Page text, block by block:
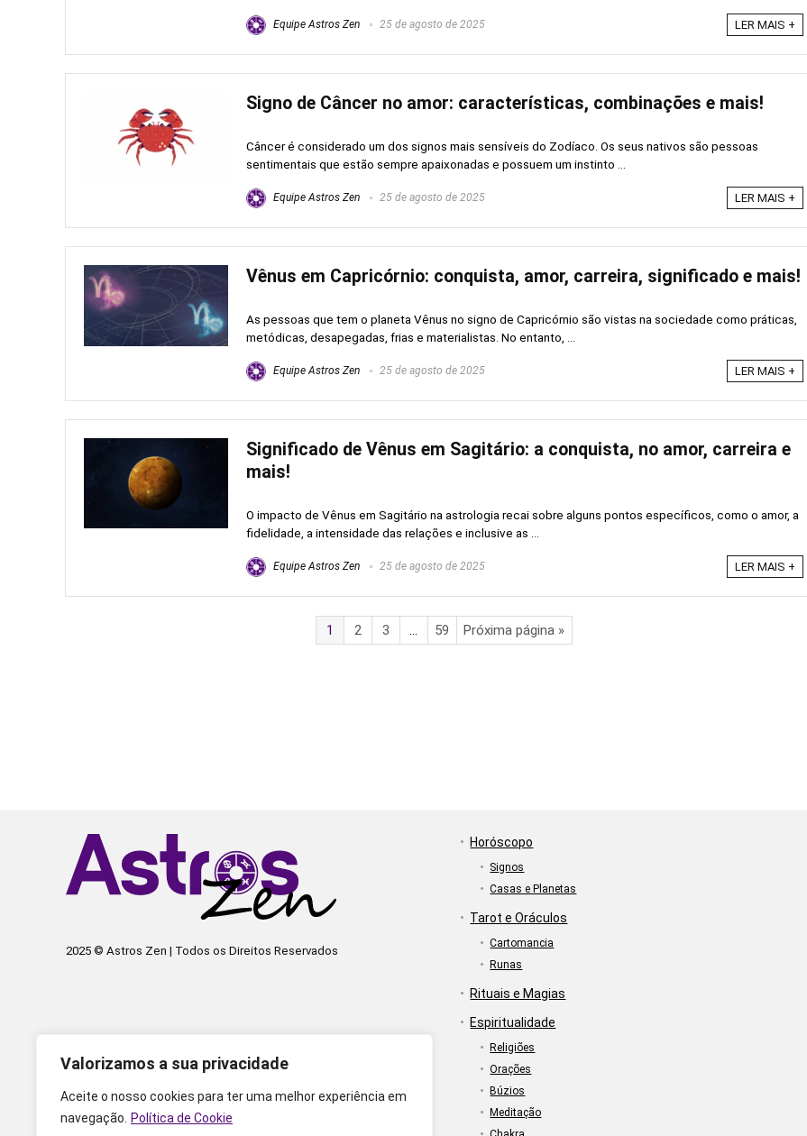
Valorizamos a sua privacidade
Aceite o nosso cookies para ter uma melhor experiência em
navegação.
Política de Cookie
Equipe Astros Zen 25 de agosto de 2025 LER MAIS +
Signo de Câncer no amor: características, combinações e mais!
Câncer é considerado um dos signos mais sensíveis do Zodíaco. Os seus nativos são pessoas
sentimentais que estão sempre apaixonadas e possuem um instinto ...
Equipe Astros Zen 25 de agosto de 2025 LER MAIS +
Vênus em Capricórnio: conquista, amor, carreira, significado e mais!
As pessoas que tem o planeta Vênus no signo de Capricórnio são vistas na sociedade como práticas,
metódicas, desapegadas, frias e materialistas. No entanto, ...
Equipe Astros Zen 25 de agosto de 2025 LER MAIS +
Significado de Vênus em Sagitário: a conquista, no amor, carreira e
mais!
O impacto de Vênus em Sagitário na astrologia recai sobre alguns pontos específicos, como o amor, a
fidelidade, a intensidade das relações e inclusive as ...
Equipe Astros Zen 25 de agosto de 2025 LER MAIS +
1 2 3 … 59 Próxima página »
2025 © Astros Zen | Todos os Direitos Reservados
Horóscopo
Signos
Casas e Planetas
Tarot e Oráculos
Cartomancia
Runas
Rituais e Magias
Espiritualidade
Religiões
Orações
Búzios
Meditação